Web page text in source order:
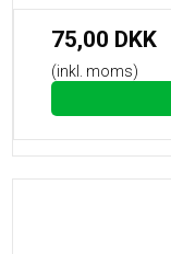
75,00 DKK
(inkl. moms)